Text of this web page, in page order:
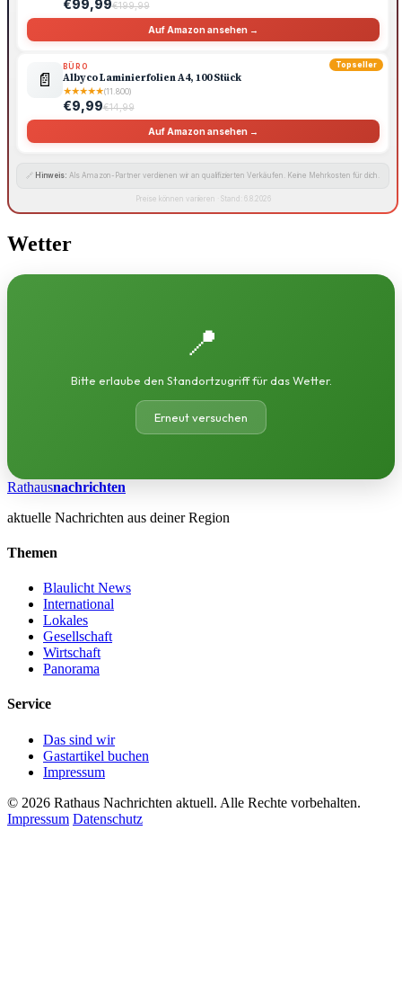
€99,99€199,99
Auf Amazon ansehen →
Topseller
📄
BÜRO
Albyco Laminierfolien A4, 100 Stück
★★★★★(11.800)
€9,99€14,99
Auf Amazon ansehen →
🔗 Hinweis: Als Amazon-Partner verdienen wir an qualifizierten Verkäufen. Keine Mehrkosten für dich.
Preise können variieren · Stand: 6.8.2026
Wetter
📍
Bitte erlaube den Standortzugriff für das Wetter.
Erneut versuchen
Rathausnachrichten
aktuelle Nachrichten aus deiner Region
Themen
Blaulicht News
International
Lokales
Gesellschaft
Wirtschaft
Panorama
Service
Das sind wir
Gastartikel buchen
Impressum
© 2026 Rathaus Nachrichten aktuell. Alle Rechte vorbehalten.
Impressum Datenschutz